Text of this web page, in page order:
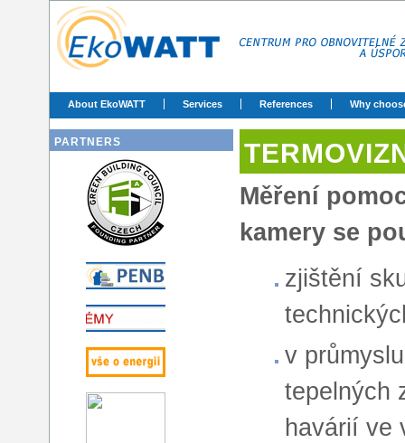
About EkoWATT Services References Why
PARTNERS
Měření
kamery se
zjištění
v
tepelných
havárií ve